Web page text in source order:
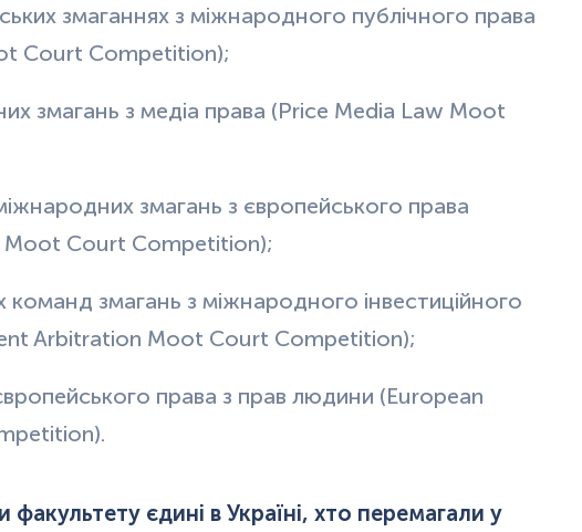
змаганнях з міжнародного публічного права
Court Competition);
змагань з медіа права (Price Media Law Moot
змагань з європейського права
Moot Court Competition);
змагань з міжнародного інвестиційного
Arbitration Moot Court Competition);
права з прав людини (European
єдині в Україні, хто перемагали у